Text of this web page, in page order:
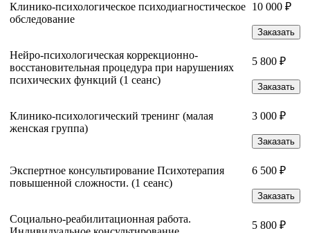
Клинико-психологическое психодиагностическое
обследование
10 000 ₽
Заказать
Нейро-психологическая коррекционно-
восстановительная процедура при нарушениях
психических функций (1 сеанс)
5 800 ₽
Заказать
Клинико-психологический тренинг (малая
женская группа)
3 000 ₽
Заказать
Экспертное консультирование Психотерапия
повышенной сложности. (1 сеанс)
6 500 ₽
Заказать
Социально-реабилитационная работа.
5 800 ₽